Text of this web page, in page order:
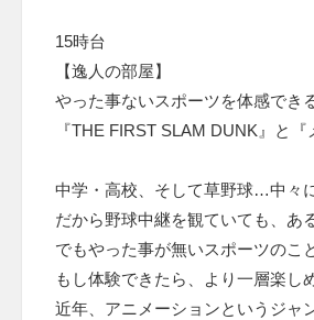
15時台
【逸人の部屋】
やった事ないスポーツを体感でき
『THE FIRST SLAM DUNK』と
中学・高校、そして草野球…中々
だから野球中継を観ていても、あ
でもやった事が無いスポーツのこ
もし体験できたら、より一層楽し
近年、アニメーションというジャ